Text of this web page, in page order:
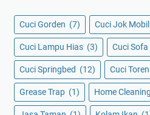
Cuci Gorden (7) Cuci Jok Mobil
Cuci Lampu Hias (3) Cuci Sofa
Cuci Springbed (12) Cuci Toren
Grease Trap (1) Home Cleaning